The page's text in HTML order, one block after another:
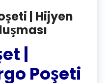
| Hijyen
|
Poşeti